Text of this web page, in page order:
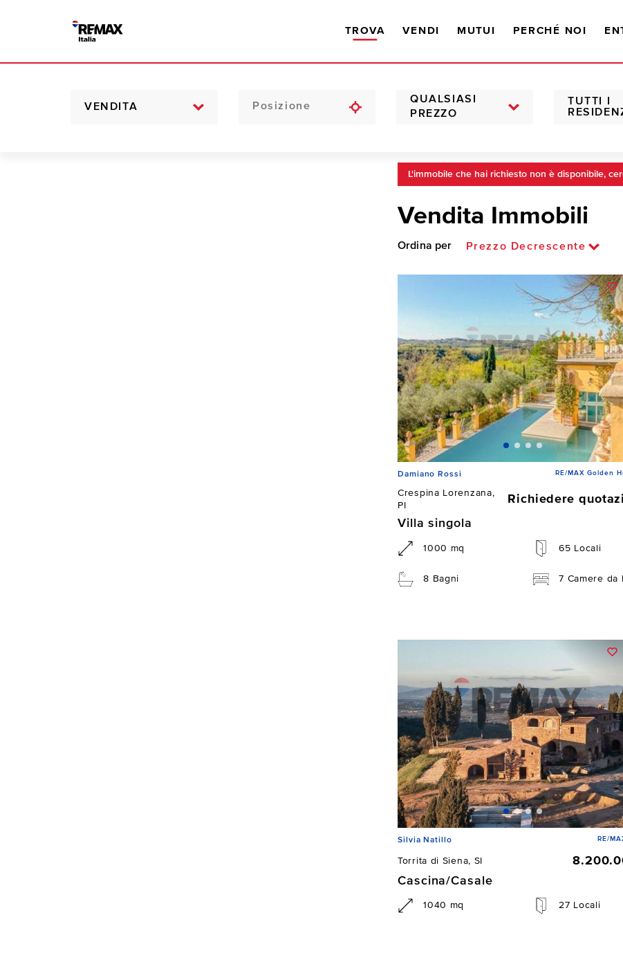
TROVA VENDI MUTUI PERCHÉ NOI
VENDITA
QUALSIASI
PREZZO
TUTTI I
L'immobile che hai richiesto non è disponibile,
Vendita Immobili
Ordina per Prezzo Decrescente
Damiano Rossi RE/MAX Golden
Crespina Lorenzana,
PI
Richiedere
Villa singola
1000 mq 65 Locali
8 Bagni 7 Camere da
Silvia Natillo RE/
Torrita di Siena, SI
Cascina/Casale
1040 mq 27 Locali